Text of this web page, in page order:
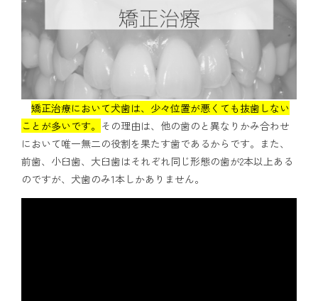
リスク・副作用
アクセス
通院中の方はこちら
初診相談予約
矯正治療において犬歯は、少々位置が悪くても抜歯しない
ことが多いです。 その理由は、他の歯のと異なりかみ合わせ
において唯一無二の役割を果たす歯であるからです。また、
前歯、小臼歯、大臼歯はそれぞれ同じ形態の歯が2本以上ある
のですが、犬歯のみ1本しかありません。